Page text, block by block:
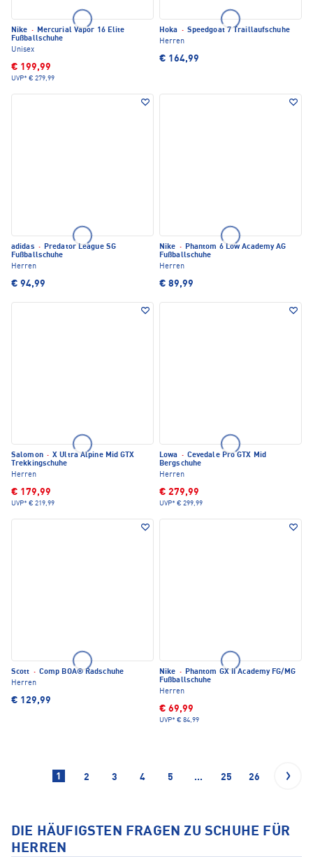
Nike · Mercurial Vapor 16 Elite
Fußballschuhe
Unisex
€ 199,99
UVP* € 279,99
Hoka · Speedgoat 7 Traillaufschuhe
Herren
€ 164,99
adidas · Predator League SG
Fußballschuhe
Herren
€ 94,99
Nike · Phantom 6 Low Academy AG
Fußballschuhe
Herren
€ 89,99
Salomon · X Ultra Alpine Mid GTX
Trekkingschuhe
Herren
€ 179,99
UVP* € 219,99
Lowa · Cevedale Pro GTX Mid
Bergschuhe
Herren
€ 279,99
UVP* € 299,99
Scott · Comp BOA® Radschuhe
Herren
€ 129,99
Nike · Phantom GX II Academy FG/MG
Fußballschuhe
Herren
€ 69,99
UVP* € 84,99
1 2 3 4 5 ... 25 26
DIE HÄUFIGSTEN FRAGEN ZU SCHUHE FÜR
HERREN